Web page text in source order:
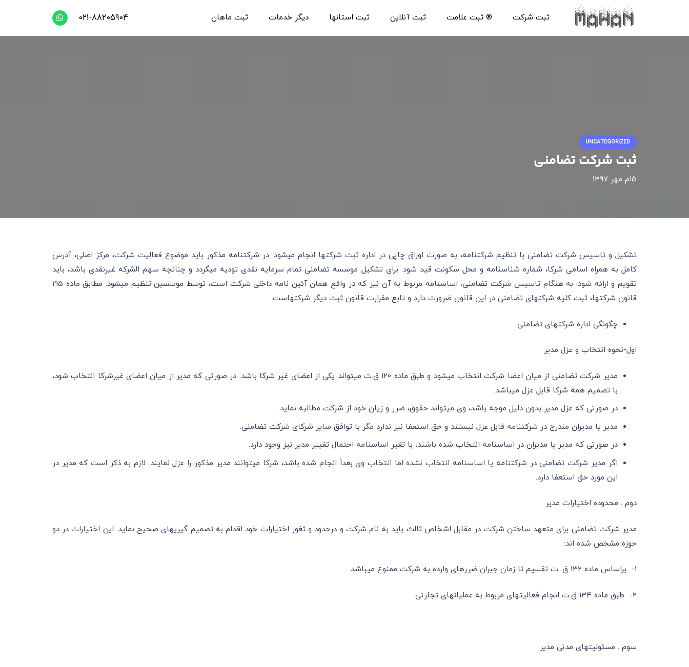
ثبت شرکت ®️ ثبت علامت ثبت آنلاین ثبت استانها دیگر خدمات ثبت ماهان 021-88205904
UNCATEGORIZED
ثبت شرکت تضامنی
5ام مهر 1397
تشکیل و تاسیس شرکت تضامنی با تنظیم شرکت‎نامه، به صورت اوراق چاپی در اداره ثبت شرکت‎ها‎ انجام می‎شود. در شرکت‎نامه مذکور باید موضوع فعالیت شرکت، مرکز اصلی، آدرس
کامل به همراه اسامی شرکا، شماره شناسنامه و محل سکونت قید شود. برای تشکیل موسسه تضامنی تمام سرمایه نقدی تودیه می‎گردد و چنانچه سهم الشرکه غیرنقدی باشد، باید
تقویم و ارائه شود. به هنگام تاسیس شرکت تضامنی، اساسنامه مربوط به آن نیز که در واقع همان آئین نامه داخلی شرکت است، توسط موسسین تنظیم می‎شود. مطابق ماده 195
قانون شرکت‎ها‎، ثبت کلیه شرکتهای تضامنی در این قانون ضرورت دارد و تابع مقرارت قانون ثبت دیگر شرکتهاست.
چگونگی اداره شرکت‎ها‎ی تضامنی
اول-نحوه انتخاب و عزل مدیر
مدیر شرکت تضامنی از میان اعضا شرکت انتخاب می‎شود و طبق ماده 120 ق.ت می‎تواند یکی از اعضای غیر شرکا باشد. در صورتی که مدیر از میان اعضای غیرشرکا انتخاب شود،
با تصمیم همه شرکا قابل عزل می‎باشد.
در صورتی که عزل مدیر بدون دلیل موجه باشد، وی می‎تواند حقوق، ضرر و زیان خود از شرکت مطالبه نماید.
مدیر یا مدیران مندرج در شرکتنامه قابل عزل نیستند و حق استعفا نیز ندارد مگر با توافق سایر شرکای شرکت تضامنی.
در صورتی که مدیر یا مدیران در اساسنامه انتخاب شده باشند، با تغیر اساسنامه احتمال تغییر مدیر نیز وجود دارد.
اگر مدیر شرکت تضامنی در شرکتنامه یا اساسنامه انتخاب نشده اما انتخاب وی بعداً انجام شده باشد، شرکا می‎توانند مدیر مذکور را عزل نمایند. لازم به ذکر است که مدیر در
این مورد حق استعفا دارد.
دوم ـ محدوده اختیارات مدیر
مدیر شرکت تضامنی برای متعهد ساختن شرکت در مقابل اشخاص ثالث باید به نام شرکت و درحدود و ثغور اختیارات خود اقدام به تصمیم گیری‎ها‎ی صحیح نماید. این اختیارات در دو
حوزه مشخص شده اند:
1- براساس ماده 132 ق. ت تقسیم تا زمان جبران ضررهای وارده به شرکت ممنوع می‎باشد.
2- طبق ماده 134 ق.ت انجام فعالیت‎ها‎ی مربوط به عملیاتهای تجارتی
سوم ـ مسئولیت‎ها‎ی مدنی مدیر